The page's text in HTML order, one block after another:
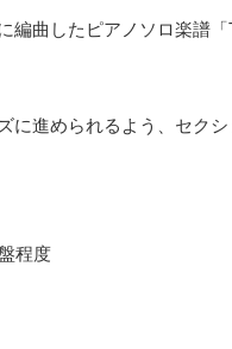
編曲したピアノソロ楽譜
に進められるよう、セク
程度